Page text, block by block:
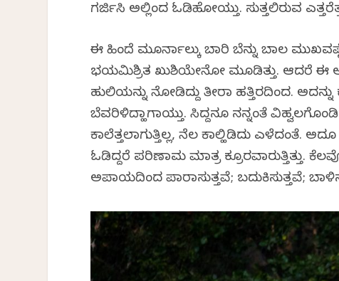
ಗರ್ಜಿಸಿ ಅಲ್ಲಿಂದ ಓಡಿಹೋಯ್ತು. ಸುತ್ತಲಿರುವ
ಈ ಹಿಂದೆ ಮೂರ್ನಾಲ್ಕು ಬಾರಿ ಬೆನ್ನು ಬಾಲ
ಭಯಮಿಶ್ರಿತ ಖುಶಿಯೇನೋ ಮೂಡಿತ್ತು. ಆದರೆ ಈ
ಹುಲಿಯನ್ನು ನೋಡಿದ್ದು ತೀರಾ ಹತ್ತಿರದಿಂದ.
ಬೆವರಿಳಿದ್ಹಾಗಾಯ್ತು. ಸಿದ್ದನೂ ನನ್ನಂತೆ
ಕಾಲೆತ್ತಲಾಗುತ್ತಿಲ್ಲ, ನೆಲ ಕಾಲ್ಹಿಡಿದು ಎಳೆದಂತೆ.
ಓಡಿದ್ದರೆ ಪರಿಣಾಮ ಮಾತ್ರ ಕ್ರೂರವಾಗಿರುತ್ತಿತ್ತು.
ಅಪಾಯದಿಂದ ಪಾರಾಗಿಸುತ್ತವೆ; ಬದುಕಿಸುತ್ತವೆ;